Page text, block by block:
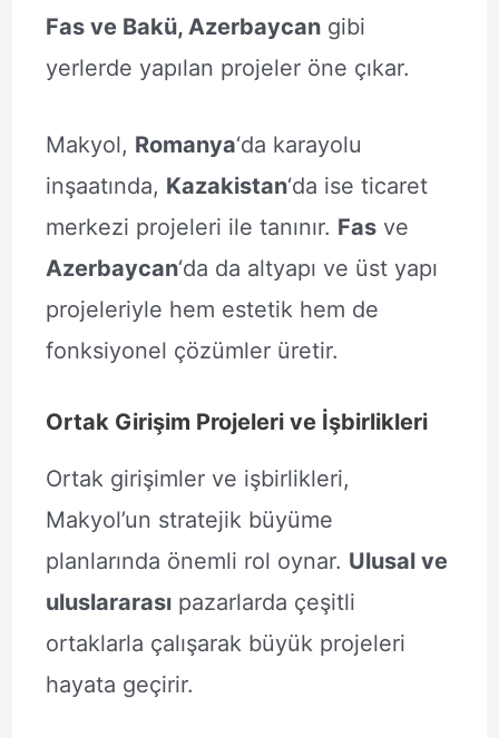
Fas ve Bakü, Azerbaycangibi
yerlerde yapılan projeler öne çıkar.
Makyol, Romanya‘da karayolu
inşaatında, Kazakistan‘da ise ticaret
merkezi projeleri ile tanınır. Fasve
Azerbaycan‘da da altyapı ve üst yapı
projeleriyle hem estetik hem de
fonksiyonel çözümler üretir.
Ortak Girişim Projeleri ve İşbirlikleri
Ortak girişimler ve işbirlikleri,
Makyol’un stratejik büyüme
planlarında önemli rol oynar. Ulusal ve
uluslararasıpazarlarda çeşitli
ortaklarla çalışarak büyük projeleri
hayata geçirir.